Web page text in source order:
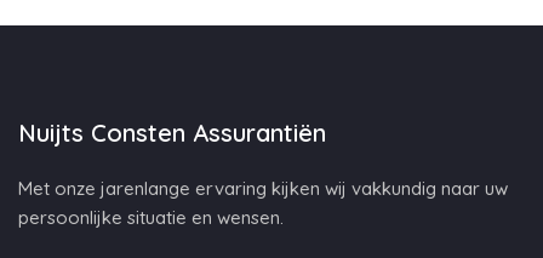
Nuijts Consten Assurantiën
Met onze jarenlange ervaring kijken wij vakkundig naar uw
persoonlijke situatie en wensen.